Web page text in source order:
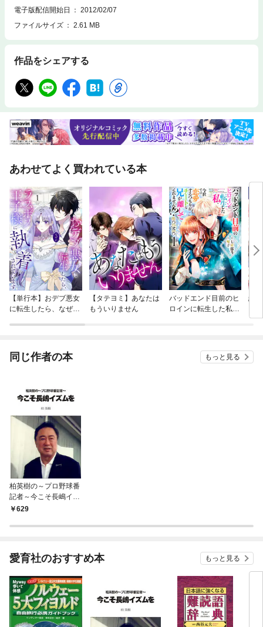
電子版配信開始日
2012/02/07
ファイルサイズ
2.61 MB
作品をシェアする
あわせてよく買われている本
【単行本】おデブ悪女
に転生したら、なぜか
【タテヨミ】あなたは
もういりません
バッドエンド目前のヒ
ロインに転生した私、
結
同じ作者の本 もっと見る
柏英樹の～プロ野球番
記者～今こそ長嶋イズ
ムを629
愛育社のおすすめ本 もっと見る